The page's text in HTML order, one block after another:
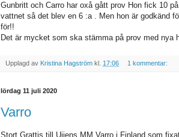
Gunbritt och Carro har oxå gått prov Hon fick 10
vattnet så det blev en 6 :a . Men hon är godkänd
för!!
Det är mycket som ska stämma på prov med nya
Upplagd av Kristina Hagström kl. 17:06 1 kommentar:
lördag 11 juli 2020
Varro
Stort Grattis till Ujjens MM Varro i Finland som